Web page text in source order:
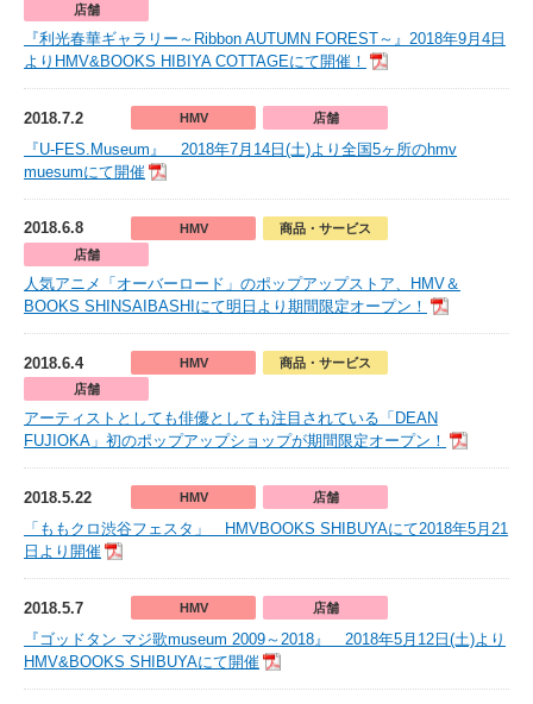
店舗
『利光春華ギャラリー～Ribbon AUTUMN FOREST～』2018年9月4日
よりHMV&BOOKS HIBIYA COTTAGEにて開催！
2018.7.2 HMV 店舗
『U-FES.Museum』 2018年7月14日(土)より全国5ヶ所のhmv
muesumにて開催
2018.6.8 HMV
商品・サービス
店舗
人気アニメ「オーバーロード」のポップアップストア、HMV＆
BOOKS SHINSAIBASHIにて明日より期間限定オープン！
2018.6.4 HMV
商品・サービス
店舗
アーティストとしても俳優としても注目されている「DEAN
FUJIOKA」初のポップアップショップが期間限定オープン！
2018.5.22 HMV 店舗
「ももクロ渋谷フェスタ」 HMVBOOKS SHIBUYAにて2018年5月21
日より開催
2018.5.7 HMV 店舗
『ゴッドタン マジ歌museum 2009～2018』 2018年5月12日(土)より
HMV&BOOKS SHIBUYAにて開催